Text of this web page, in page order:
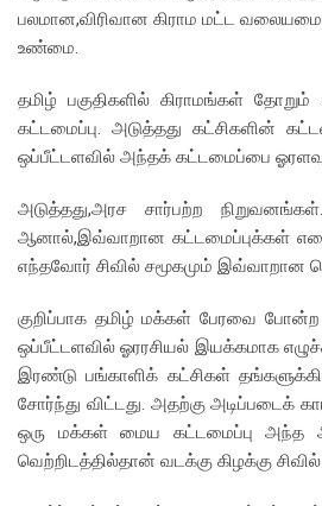
பலமான,விரிவான கிராம மட்ட
உண்மை.
தமிழ் பகுதிகளில் கிராமங்கள்
கட்டமைப்பு. அடுத்தது கட்சிகளின்
ஒப்பீட்டளவில் அந்தக் கட்டமைப்பை
அடுத்தது,அரச சார்பற்ற
ஆனால்,இவ்வாறான கட்டமைப்புக்கள்
எந்தவோர் சிவில் சமூகமும் இவ்வாறான
குறிப்பாக தமிழ் மக்கள் பேரவை
ஒப்பீட்டளவில் ஓரரசியல் இயக்கமாக
இரண்டு பங்காளிக் கட்சிகள்
சோர்ந்து விட்டது. அதற்கு அடிப்படைக்
ஒரு மக்கள் மைய கட்டமைப்பு அந்த
வெற்றிடத்தில்தான் வடக்கு கிழக்கு